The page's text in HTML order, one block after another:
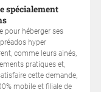
spécialement
pour héberger ses
hyper
comme leurs ainés,
pratiques et,
cette demande,
mobile et filiale de